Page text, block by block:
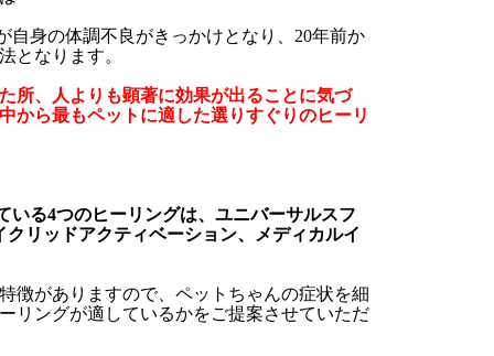
自身の体調不良がきっかけとなり、20年前か
となります。
所、人よりも顕著に効果が出ることに気づ
から最もペットに適した選りすぐりのヒーリ
いる4つのヒーリングは、ユニバーサルスフ
リッドアクティベーション、メディカルイ
徴がありますので、ペットちゃんの症状を細
リングが適しているかをご提案させていただ